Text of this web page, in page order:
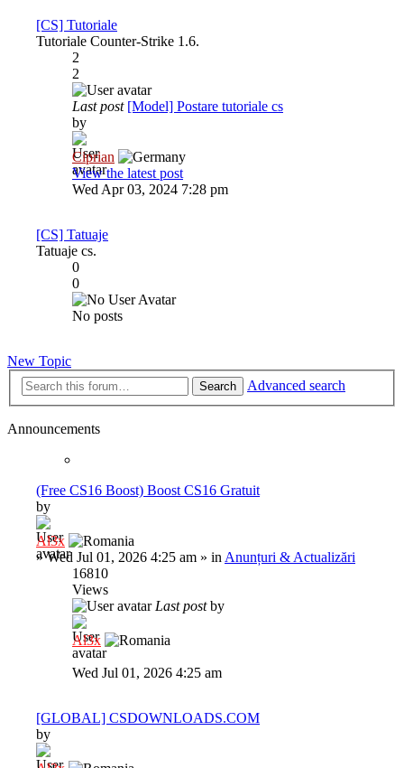
[CS] Tutoriale
Tutoriale Counter-Strike 1.6.
2
2
Last post [Model] Postare tutoriale cs
by
Ciprian
View the latest post
Wed Apr 03, 2024 7:28 pm
[CS] Tatuaje
Tatuaje cs.
0
0
No posts
New Topic
Search Advanced search
Announcements
(Free CS16 Boost) Boost CS16 Gratuit
by
Al3x
»Wed Jul 01, 2026 4:25 am » in Anunțuri & Actualizări
16810
Views
Last postby
Al3x
Wed Jul 01, 2026 4:25 am
[GLOBAL] CSDOWNLOADS.COM
by